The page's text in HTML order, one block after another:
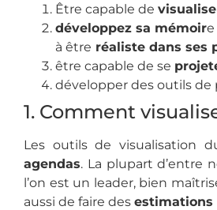
Être capable de
développez sa mémoire
à être réaliste dans ses
être capable de se
développer des outils de
1. Comment
Les outils de visualisation
agendas. La plupart d’entre
l’on est un leader, bien
aussi de faire des estimations